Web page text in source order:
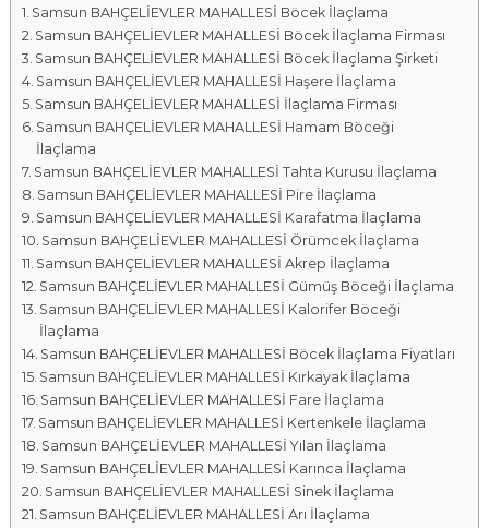
a
l
a
r
ı
Samsun BAHÇELİEVLER MAHALLESİ Böcek İlaçlama
Samsun BAHÇELİEVLER MAHALLESİ Böcek İlaçlama Firması
Samsun BAHÇELİEVLER MAHALLESİ Böcek İlaçlama Şirketi
Samsun BAHÇELİEVLER MAHALLESİ Haşere İlaçlama
Samsun BAHÇELİEVLER MAHALLESİ İlaçlama Firması
Samsun BAHÇELİEVLER MAHALLESİ Hamam Böceği
İlaçlama
Samsun BAHÇELİEVLER MAHALLESİ Tahta Kurusu İlaçlama
Samsun BAHÇELİEVLER MAHALLESİ Pire İlaçlama
Samsun BAHÇELİEVLER MAHALLESİ Karafatma İlaçlama
Samsun BAHÇELİEVLER MAHALLESİ Örümcek İlaçlama
Samsun BAHÇELİEVLER MAHALLESİ Akrep İlaçlama
Samsun BAHÇELİEVLER MAHALLESİ Gümüş Böceği İlaçlama
Samsun BAHÇELİEVLER MAHALLESİ Kalorifer Böceği
İlaçlama
Samsun BAHÇELİEVLER MAHALLESİ Böcek İlaçlama Fiyatları
Samsun BAHÇELİEVLER MAHALLESİ Kırkayak İlaçlama
Samsun BAHÇELİEVLER MAHALLESİ Fare İlaçlama
Samsun BAHÇELİEVLER MAHALLESİ Kertenkele İlaçlama
Samsun BAHÇELİEVLER MAHALLESİ Yılan İlaçlama
Samsun BAHÇELİEVLER MAHALLESİ Karınca İlaçlama
Samsun BAHÇELİEVLER MAHALLESİ Sinek İlaçlama
Samsun BAHÇELİEVLER MAHALLESİ Arı İlaçlama